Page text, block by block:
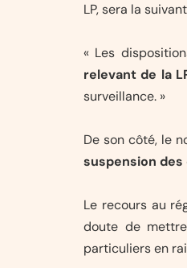
LP, sera la
« Les
relevant de la
surveillance. »
De son côté, le
suspension des
Le recours au
doute de
particuliers en